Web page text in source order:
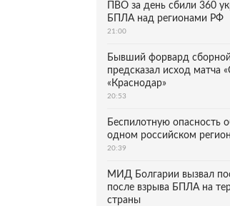
ПВО за день сбили 360
БПЛА над регионами РФ
21:00
Бывший форвард
предсказал исход матча
«Краснодар»
20:53
Беспилотную опасность
одном российском
20:39
МИД Болгарии вызвал
после взрыва БПЛА на
страны